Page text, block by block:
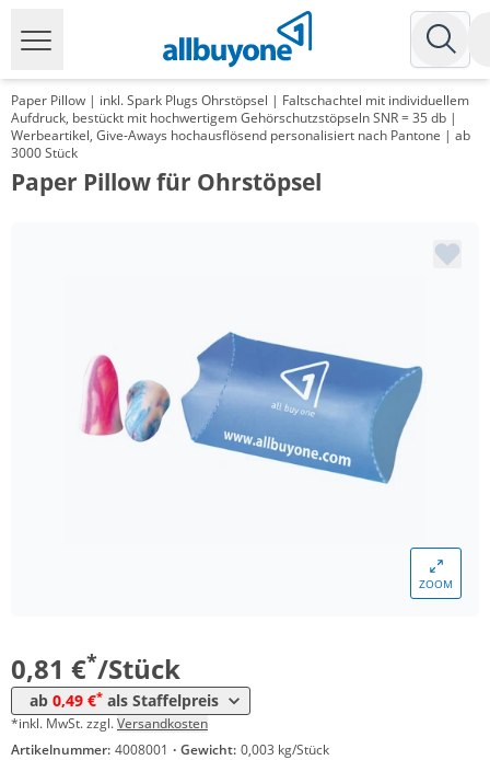
Paper Pillow | inkl. Spark Plugs Ohrstöpsel | Faltschachtel mit individuellem
Aufdruck, bestückt mit hochwertigem Gehörschutzstöpseln SNR = 35 db |
Werbeartikel, Give-Aways hochausflösend personalisiert nach Pantone | ab
3000 Stück
Paper Pillow für Ohrstöpsel
ZOOM
0,81 €*/Stück
ab 0,49 €* als Staffelpreis
Preis
*inkl. MwSt. zzgl.Versandkosten
Artikelnummer: 4008001 · Gewicht: 0,003 kg/Stück